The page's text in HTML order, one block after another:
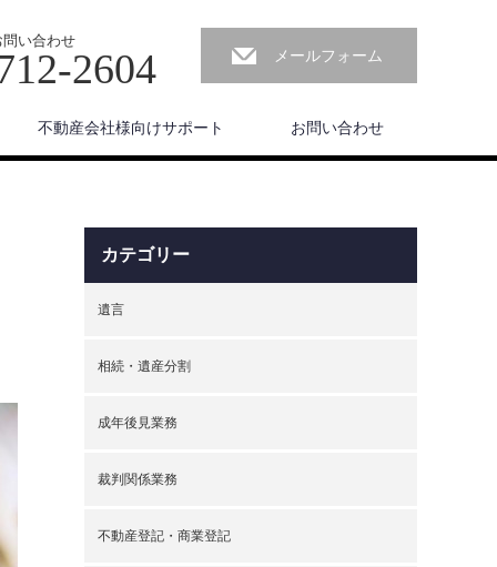
い合わせ
2604 メールフォーム
不動産会社様向けサポート お問い合わせ
カテゴリー
遺言
相続・遺産分割
成年後見業務
裁判関係業務
不動産登記・商業登記